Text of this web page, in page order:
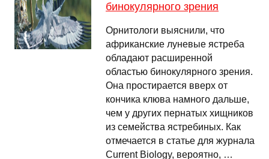
бинокулярного зрения
Орнитологи выяснили, что
африканские луневые ястреба
обладают расширенной
областью бинокулярного зрения.
Она простирается вверх от
кончика клюва намного дальше,
чем у других пернатых хищников
из семейства ястребиных. Как
отмечается в статье для журнала
Current Biology, вероятно, …